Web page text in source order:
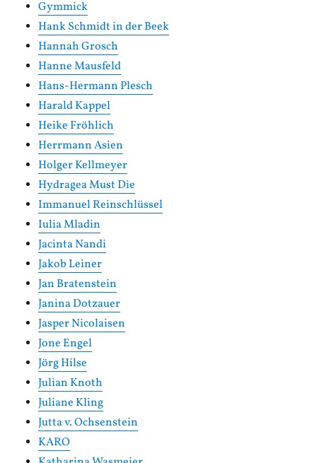
Gymmick
Hank Schmidt in der Beek
Hannah Grosch
Hanne Mausfeld
Hans-Hermann Plesch
Harald Kappel
Heike Fröhlich
Herrmann Asien
Holger Kellmeyer
Hydragea Must Die
Immanuel Reinschlüssel
Iulia Mladin
Jacinta Nandi
Jakob Leiner
Jan Bratenstein
Janina Dotzauer
Jasper Nicolaisen
Jone Engel
Jörg Hilse
Julian Knoth
Juliane Kling
Jutta v. Ochsenstein
KARO